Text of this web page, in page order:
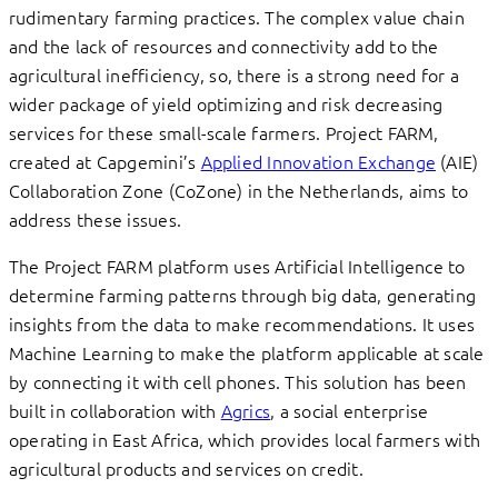
rudimentary farming practices. The complex value chain
and the lack of resources and connectivity add to the
agricultural inefficiency, so, there is a strong need for a
wider package of yield optimizing and risk decreasing
services for these small-scale farmers. Project FARM,
created at Capgemini’s Applied Innovation Exchange (AIE)
Collaboration Zone (CoZone) in the Netherlands, aims to
address these issues.
The Project FARM platform uses Artificial Intelligence to
determine farming patterns through big data, generating
insights from the data to make recommendations. It uses
Machine Learning to make the platform applicable at scale
by connecting it with cell phones. This solution has been
built in collaboration with Agrics, a social enterprise
operating in East Africa, which provides local farmers with
agricultural products and services on credit.